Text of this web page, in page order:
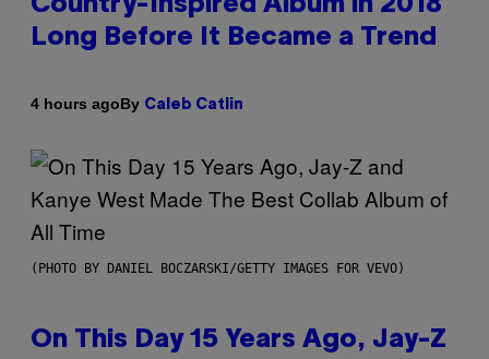
Country-Inspired Album in 2018
Long Before It Became a Trend
4 hours agoBy Caleb Catlin
(PHOTO BY DANIEL BOCZARSKI/GETTY IMAGES FOR VEVO)
On This Day 15 Years Ago, Jay-Z